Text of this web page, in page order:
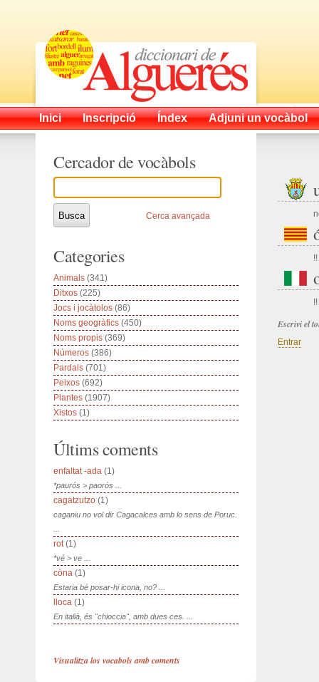
Inici Inscripció Índex Adjuni un vocàbol
!!
!!
Escrivi el
Entrar
Cercador de vocàbols
Cerca avançada
Categories
Animals (341)
Ditxos (225)
Jocs i jocàtolos (86)
Noms geogràfics (450)
Noms propis (369)
Números (386)
Pardals (701)
Peixos (692)
Plantes (1907)
Xistos (1)
Últims coments
enfaltat -ada (1)
*paurós > paorós ...
cagatzutzo (1)
caganiu no vol dir Cagacalces amb lo sens de Poruc.
rot(1)
*vé > ve ...
còna (1)
Estaria bé posar-hi icona, no? ...
lloca (1)
En italià, és "chioccia", amb dues ces. ...
Visualitza los vocabols amb coments